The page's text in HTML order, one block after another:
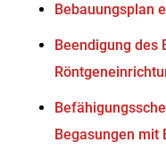
Bebauungsplan
Beendigung des
Begasungen mit